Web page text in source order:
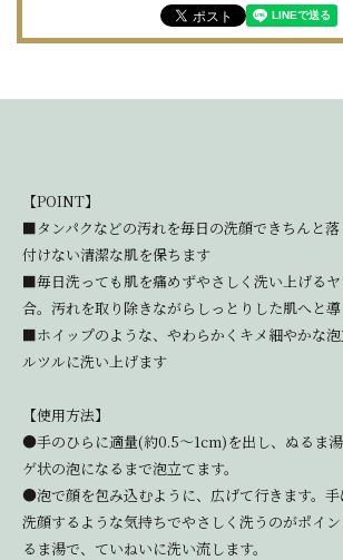
【POINT】
■タンパクなどの汚れを毎日の洗顔できちんと
付けない清潔な肌を保ちます
■毎日洗っても肌を痛めずやさしく洗い上げる
合。汚れを取り除きながらしっとりした肌へと
■ホイップのような、やわらかくキメ細やかな
ルツルに洗い上げます
【使用方法】
●手のひらに適量(約0.5～1cm)を出し、ぬるま
ゲ状の泡になるまで泡立てます。
●泡で顔を包み込むように、広げて行きます。手
洗顔するような気持ちでやさしく洗うのがポイ
るま湯で、ていねいに洗い流します。